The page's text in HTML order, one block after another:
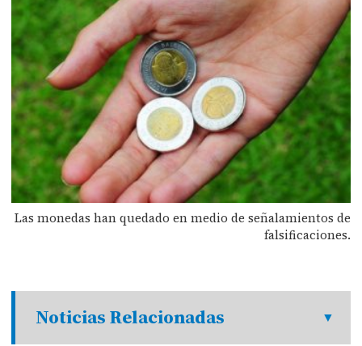
Las monedas han quedado en medio de señalamientos de
falsificaciones.
Noticias Relacionadas